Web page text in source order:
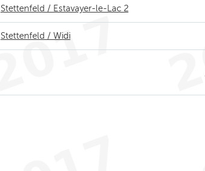
Stettenfeld / Estavayer-le-Lac 2
Stettenfeld / Widi